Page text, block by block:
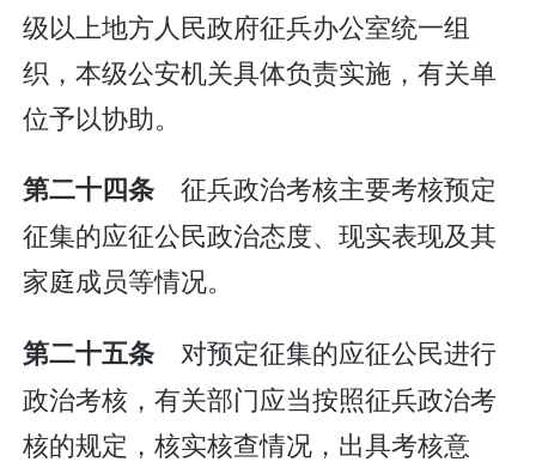
级以上地方人民政府征兵办公室统一组
织，本级公安机关具体负责实施，有关单
位予以协助。
第二十四条 征兵政治考核主要考核预定
征集的应征公民政治态度、现实表现及其
家庭成员等情况。
第二十五条 对预定征集的应征公民进行
政治考核，有关部门应当按照征兵政治考
核的规定，核实核查情况，出具考核意